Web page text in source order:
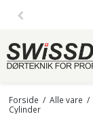
Forside / Alle vare /
Cylinder